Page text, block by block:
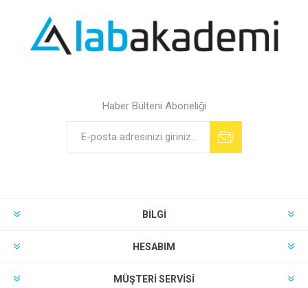
Haber Bülteni Aboneliği
BILGI
HESABIM
MÜŞTERI SERVISI